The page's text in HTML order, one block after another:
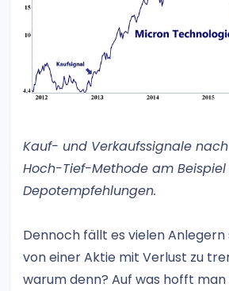
Kauf- und Verkaufssignale
Hoch-Tief-Methode am
Depotempfehlungen.
Dennoch fällt es vielen Anlegern
von einer Aktie mit Verlust zu
warum denn? Auf was hofft man